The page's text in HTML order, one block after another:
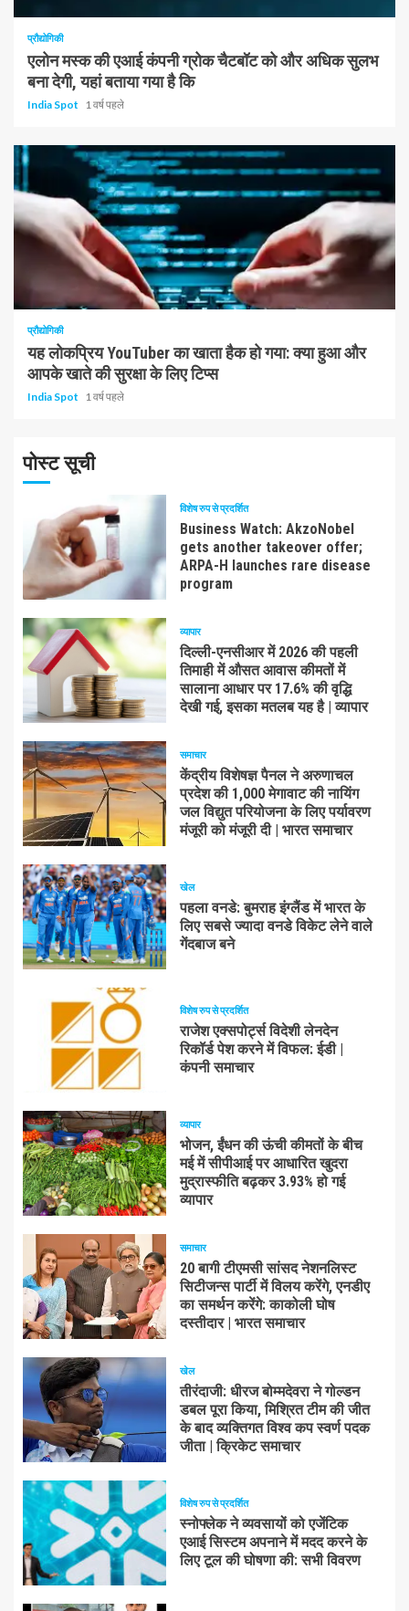
प्रौद्योगिकी
एलोन मस्क की एआई कंपनी ग्रोक चैटबॉट को और अधिक सुलभ
बना देगी, यहां बताया गया है कि
India Spot 1 वर्ष पहले
प्रौद्योगिकी
यह लोकप्रिय YouTuber का खाता हैक हो गया: क्या हुआ और
आपके खाते की सुरक्षा के लिए टिप्स
India Spot 1 वर्ष पहले
पोस्ट सूची
विशेष रुप से प्रदर्शित
Business Watch: AkzoNobel
gets another takeover offer;
ARPA-H launches rare disease
program
व्यापार
दिल्ली-एनसीआर में 2026 की पहली
तिमाही में औसत आवास कीमतों में
सालाना आधार पर 17.6% की वृद्धि
देखी गई, इसका मतलब यह है | व्यापार
समाचार
केंद्रीय विशेषज्ञ पैनल ने अरुणाचल
प्रदेश की 1,000 मेगावाट की नायिंग
जल विद्युत परियोजना के लिए पर्यावरण
मंजूरी को मंजूरी दी | भारत समाचार
खेल
पहला वनडे: बुमराह इंग्लैंड में भारत के
लिए सबसे ज्यादा वनडे विकेट लेने वाले
गेंदबाज बने
विशेष रुप से प्रदर्शित
राजेश एक्सपोर्ट्स विदेशी लेनदेन
रिकॉर्ड पेश करने में विफल: ईडी |
कंपनी समाचार
व्यापार
भोजन, ईंधन की ऊंची कीमतों के बीच
मई में सीपीआई पर आधारित खुदरा
मुद्रास्फीति बढ़कर 3.93% हो गई
व्यापार
समाचार
20 बागी टीएमसी सांसद नेशनलिस्ट
सिटीजन्स पार्टी में विलय करेंगे, एनडीए
का समर्थन करेंगे: काकोली घोष
दस्तीदार | भारत समाचार
खेल
तीरंदाजी: धीरज बोम्मदेवरा ने गोल्डन
डबल पूरा किया, मिश्रित टीम की जीत
के बाद व्यक्तिगत विश्व कप स्वर्ण पदक
जीता | क्रिकेट समाचार
विशेष रुप से प्रदर्शित
स्नोफ्लेक ने व्यवसायों को एजेंटिक
एआई सिस्टम अपनाने में मदद करने के
लिए टूल की घोषणा की: सभी विवरण